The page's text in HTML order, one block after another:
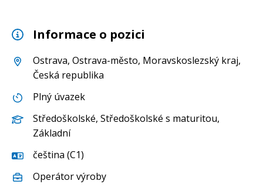
Informace o pozici
Ostrava, Ostrava-město, Moravskoslezský kraj,
Česká republika
Plný úvazek
Středoškolské, Středoškolské s maturitou,
Základní
čeština (C1)
Operátor výroby